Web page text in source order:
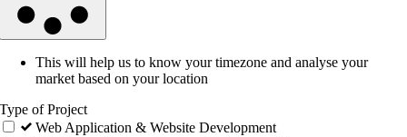
This will help us to know your timezone and analyse your
market based on your location
Type of Project
Web Application & Website Development